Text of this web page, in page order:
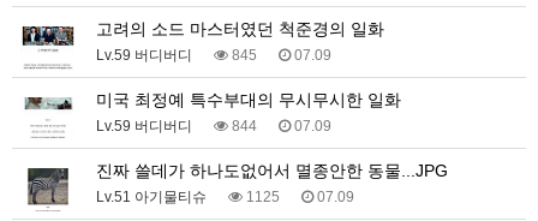
고려의 소드 마스터였던 척준경의 일화
Lv.59 버디버디 845 07.09
미국 최정예 특수부대의 무시무시한 일화
Lv.59 버디버디 844 07.09
진짜 쓸데가 하나도없어서 멸종안한 동물...JPG
Lv.51 아기물티슈 1125 07.09